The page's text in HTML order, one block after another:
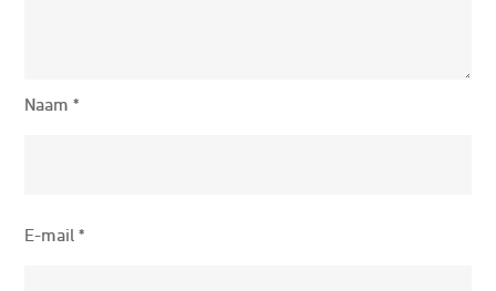
Naam*
E-mail*